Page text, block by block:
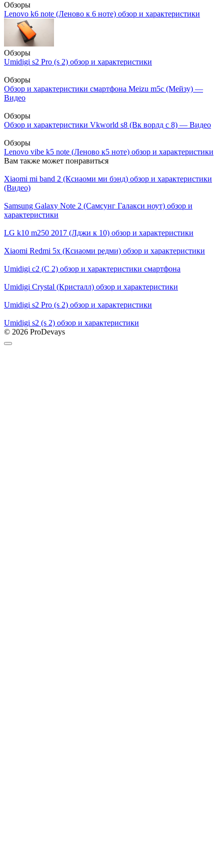
Обзоры
Lenovo k6 note (Леново к 6 ноте) обзор и характеристики
Обзоры
Umidigi s2 Pro (s 2) обзор и характеристики
Обзоры
Обзор и характеристики смартфона Meizu m5c (Мейзу) —
Видео
Обзоры
Обзор и характеристики Vkworld s8 (Вк ворлд с 8) — Видео
Обзоры
Lenovo vibe k5 note (Леново к5 ноте) обзор и характеристики
Вам также может понравиться
Xiaomi mi band 2 (Ксиаоми ми бэнд) обзор и характеристики
(Видео)
Samsung Galaxy Note 2 (Самсунг Галакси ноут) обзор и
характеристики
LG k10 m250 2017 (Лджи к 10) обзор и характеристики
Xiaomi Redmi 5x (Ксиаоми редми) обзор и характеристики
Umidigi c2 (С 2) обзор и характеристики смартфона
Umidigi Crystal (Кристалл) обзор и характеристики
Umidigi s2 Pro (s 2) обзор и характеристики
Umidigi s2 (s 2) обзор и характеристики
© 2026 ProDevays